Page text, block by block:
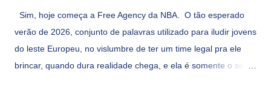
Sim, hoje começa a Free Agency da NBA. O tão esperado
verão de 2026, conjunto de palavras utilizado para iludir jovens
do leste Europeu, no vislumbre de ter um time legal pra ele
brincar, quando dura realidade chega, e ela é somente o seu